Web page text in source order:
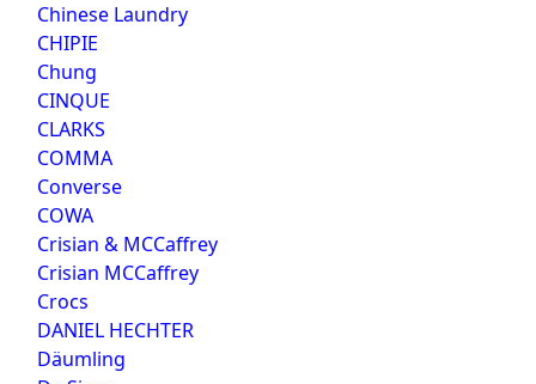
Chinese Laundry
CHIPIE
Chung
CINQUE
CLARKS
COMMA
Converse
COWA
Crisian & MCCaffrey
Crisian MCCaffrey
Crocs
DANIEL HECHTER
Däumling